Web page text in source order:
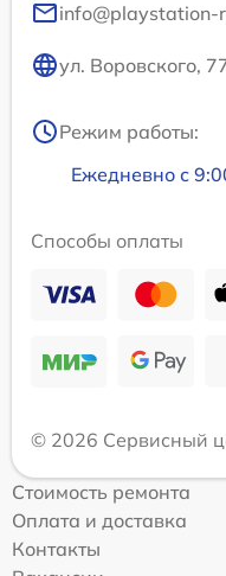
info@playstation-
ул. Воровского,
Режим работы:
Ежедневно с
Способы оплаты
© 2026 Сервисный
Стоимость ремонта
Оплата и доставка
Контакты